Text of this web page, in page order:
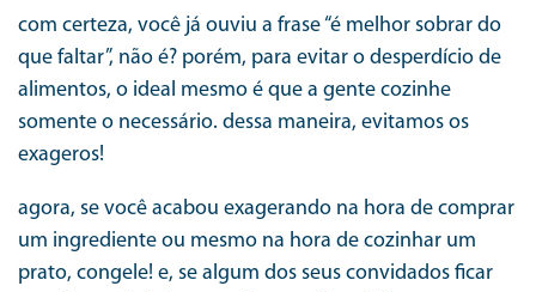
com certeza, você já ouviu a frase “é melhor sobrar do
que faltar”, não é? porém, para evitar o desperdício de
alimentos, o ideal mesmo é que a gente cozinhe
somente o necessário. dessa maneira, evitamos os
exageros!
agora, se você acabou exagerando na hora de comprar
um ingrediente ou mesmo na hora de cozinhar um
prato, congele! e, se algum dos seus convidados ficar